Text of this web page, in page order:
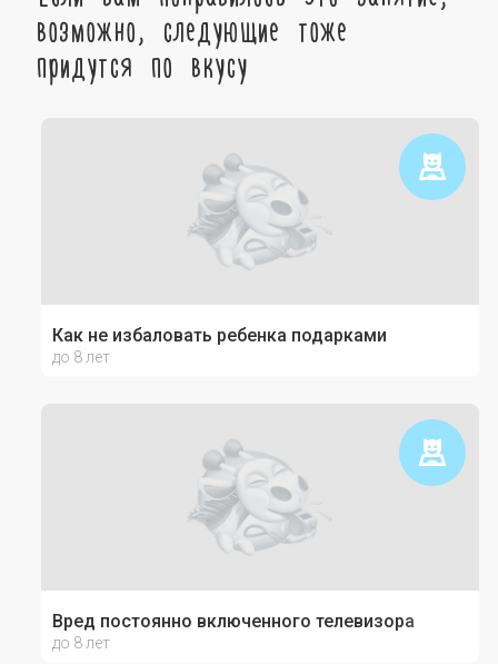
возможно, следующие тоже
придутся по вкусу
Как не избаловать ребенка подарками
до 8 лет
Вред постоянно включенного телевизора
до 8 лет